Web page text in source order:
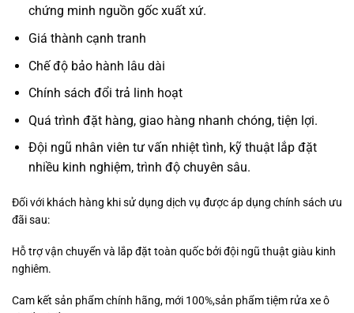
chứng minh nguồn gốc xuất xứ.
Giá thành cạnh tranh
Chế độ bảo hành lâu dài
Chính sách đổi trả linh hoạt
Quá trình đặt hàng, giao hàng nhanh chóng, tiện lợi.
Đội ngũ nhân viên tư vấn nhiệt tình, kỹ thuật lắp đặt
nhiều kinh nghiệm, trình độ chuyên sâu.
Đối với khách hàng khi sử dụng dịch vụ được áp dụng chính sách ưu
đãi sau:
Hỗ trợ vận chuyển và lắp đặt toàn quốc bởi đội ngũ thuật giàu kinh
nghiêm.
Cam kết sản phẩm chính hãng, mới 100%,sản phẩm tiệm rửa xe ô